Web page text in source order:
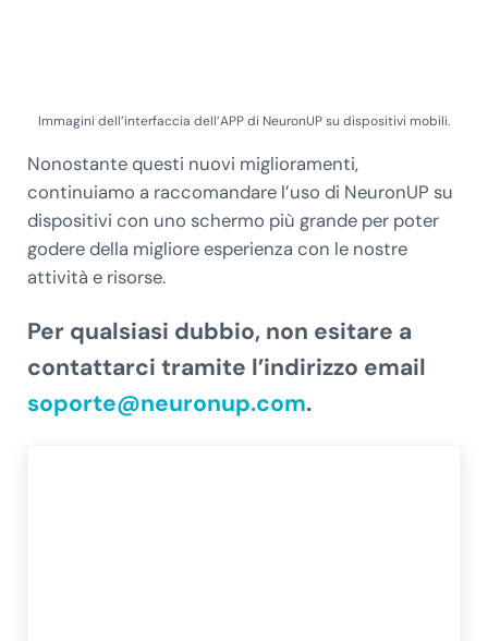
Immagini dell’interfaccia dell’APP di NeuronUP su dispositivi mobili.
Nonostante questi nuovi miglioramenti,
continuiamo a raccomandare l’uso di NeuronUP su
dispositivi con uno schermo più grande per poter
godere della migliore esperienza con le nostre
attività e risorse.
Per qualsiasi dubbio, non esitare a
contattarci tramite l’indirizzo email
soporte@neuronup.com.